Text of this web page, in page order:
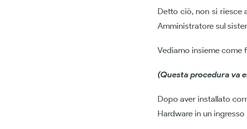
Detto ciò, non si riesce
Amministratore sul
Vediamo insieme come
(Questa procedura va
Dopo aver installato
Hardware in un